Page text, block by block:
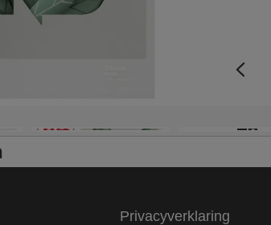
+6
Privacyverklaring